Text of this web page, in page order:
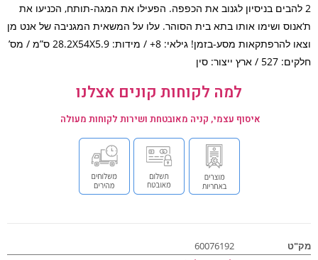
בניסיון לגנוב את הכפפה. הפעילו את המגה-תותח, הכניעו את
ושימו אותו בתא בית הסוהר. עלו על המשאית המגניבה של אנט מן
וצאו להרפתקאות מסע-בזמן! גילאי: 8+ / מידות: 28.2X54X5.9 ס”מ / מס’
ייצור: סין
למה לקוחות קונים אצלנו
איסוף עצמי, קניה מאובטחת ושירות לקוחות מעולה
60076192